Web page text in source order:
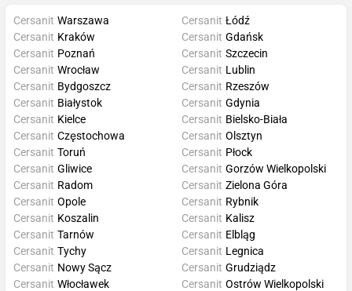
Cersanit Warszawa
Cersanit Kraków
Cersanit Poznań
Cersanit Wrocław
Cersanit Łódź
Cersanit Gdańsk
Cersanit Szczecin
Cersanit Lublin
Cersanit Bydgoszcz
Cersanit Białystok
Cersanit Kielce
Cersanit Częstochowa
Cersanit Rzeszów
Cersanit Gdynia
Cersanit Bielsko-Biała
Cersanit Olsztyn
Cersanit Toruń
Cersanit Gliwice
Cersanit Radom
Cersanit Opole
Cersanit Płock
Cersanit Gorzów Wielkopolski
Cersanit Zielona Góra
Cersanit Rybnik
Cersanit Koszalin
Cersanit Tarnów
Cersanit Tychy
Cersanit Nowy Sącz
Cersanit Kalisz
Cersanit Elbląg
Cersanit Legnica
Cersanit Grudziądz
Cersanit Włocławek
Cersanit Ostrów Wielkopolski